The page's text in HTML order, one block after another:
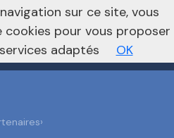
foncière Vers le site national
›
sur ce site, vous
pour vous proposer
adaptés
OK